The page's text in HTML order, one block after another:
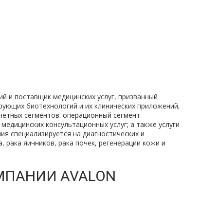
и поставщик медицинских услуг, призванный
биотехнологий и их клинических приложений,
сегментов: операционный сегмент
консультационных услуг; а также услуги
специализируется на диагностических и
рака яичников, рака почек, регенерации кожи и
AVALON